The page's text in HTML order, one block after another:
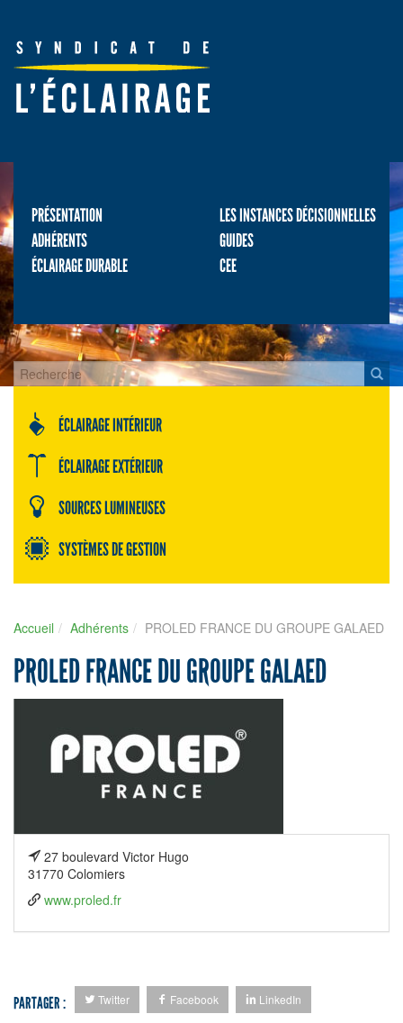
PRÉSENTATION
LES INSTANCES DÉCISIONNELLES
ADHÉRENTS
GUIDES
ÉCLAIRAGE DURABLE
CEE
ÉCLAIRAGE INTÉRIEUR
ÉCLAIRAGE EXTÉRIEUR
SOURCES LUMINEUSES
SYSTÈMES DE GESTION
Accueil Adhérents PROLED FRANCE DU GROUPE GALAED
PROLED FRANCE DU GROUPE GALAED
27 boulevard Victor Hugo
31770 Colomiers
www.proled.fr
PARTAGER : Twitter Facebook LinkedIn